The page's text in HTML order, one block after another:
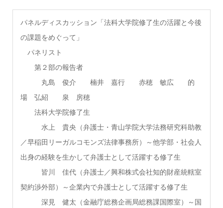
パネルディスカッション「法科大学院修了生の活躍と今後
の課題をめぐって」
パネリスト
第２部の報告者
丸島 俊介 楠井 嘉行 赤穂 敏広 的
場 弘紹 泉 房穂
法科大学院修了生
水上 貴央（弁護士・青山学院大学法務研究科助教
／早稲田リーガルコモンズ法律事務所）～他学部・社会人
出身の経験を生かして弁護士として活躍する修了生
皆川 佳代（弁護士／興和株式会社知的財産統轄室
契約渉外部）～企業内で弁護士として活躍する修了生
深見 健太（金融庁総務企画局総務課国際室）～国